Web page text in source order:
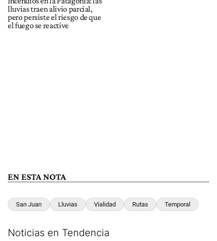
lluvias traen alivio parcial,
pero persiste el riesgo de que
el fuego se reactive
EN ESTA NOTA
San Juan Lluvias Vialidad Rutas Temporal
Noticias en Tendencia